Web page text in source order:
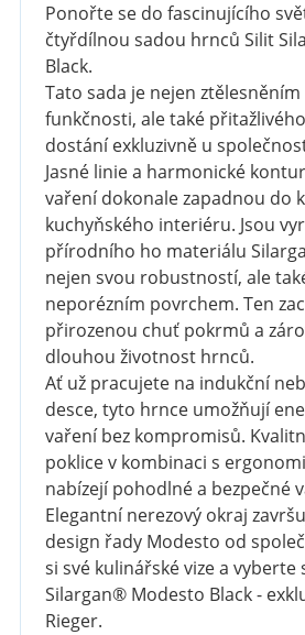
Ponořte se do fascinujícího
čtyřdílnou sadou hrnců Silit
Black.
Tato sada je nejen
funkčnosti, ale také
dostání exkluzivně u
Jasné linie a harmonické
vaření dokonale zapadnou do
kuchyňského interiéru. Jsou
přírodního ho materiálu
nejen svou robustností, ale
neporézním povrchem. Ten
přirozenou chuť pokrmů a
dlouhou životnost hrnců.
Ať už pracujete na indukční
desce, tyto hrnce umožňují
vaření bez kompromisů.
poklice v kombinaci s
nabízejí pohodlné a bezpečné
Elegantní nerezový okraj
design řady Modesto od
si své kulinářské vize a
Silargan® Modesto Black -
Rieger.